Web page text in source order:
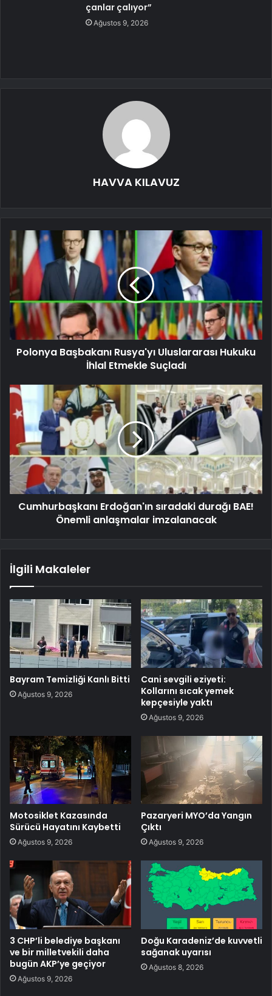
çanlar çalıyor”
Ağustos 9, 2026
HAVVA KILAVUZ
Polonya Başbakanı Rusya'yı Uluslararası Hukuku
İhlal Etmekle Suçladı
Cumhurbaşkanı Erdoğan'ın sıradaki durağı BAE!
Önemli anlaşmalar imzalanacak
İlgili Makaleler
Bayram Temizliği Kanlı Bitti
Ağustos 9, 2026
Cani sevgili eziyeti:
Kollarını sıcak yemek
kepçesiyle yaktı
Ağustos 9, 2026
Motosiklet Kazasında
Sürücü Hayatını Kaybetti
Ağustos 9, 2026
Pazaryeri MYO’da Yangın
Çıktı
Ağustos 9, 2026
3 CHP’li belediye başkanı
ve bir milletvekili daha
bugün AKP’ye geçiyor
Ağustos 9, 2026
Doğu Karadeniz’de kuvvetli
sağanak uyarısı
Ağustos 8, 2026